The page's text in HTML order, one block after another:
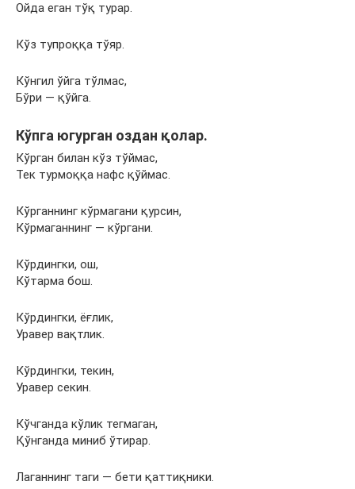
Ойда еган тўқ турар.
Кўз тупроққа тўяр.
Кўнгил ўйга тўлмас,
Бўри — қўйга.
Кўпга югурган оздан қолар.
Кўрган билан кўз тўймас,
Тек турмоққа нафс қўймас.
Кўрганнинг кўрмагани қурсин,
Кўрмаганнинг — кўргани.
Кўрдингки, ош,
Кўтарма бош.
Кўрдингки, ёғлик,
Уравер вақтлик.
Кўрдингки, текин,
Уравер секин.
Кўчганда кўлик тегмаган,
Қўнганда миниб ўтирар.
Лаганнинг таги — бети қаттиқники.